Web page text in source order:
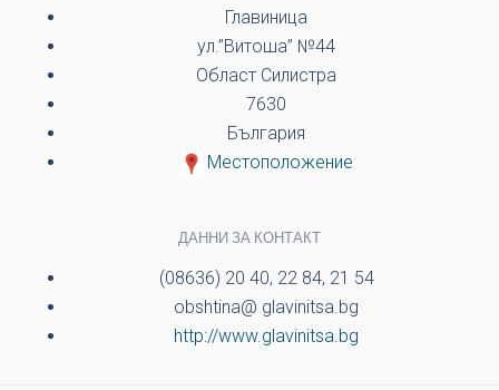
Главиница
ул.”Витоша” №44
Област Силистра
7630
България
Местоположение
ДАННИ ЗА КОНТАКТ
(08636) 20 40, 22 84, 21 54
obshtina@ glavinitsa.bg
http://www.glavinitsa.bg